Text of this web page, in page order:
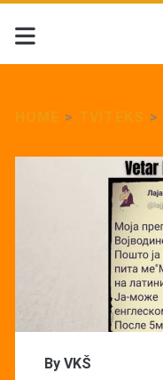
> >
By VKŠ